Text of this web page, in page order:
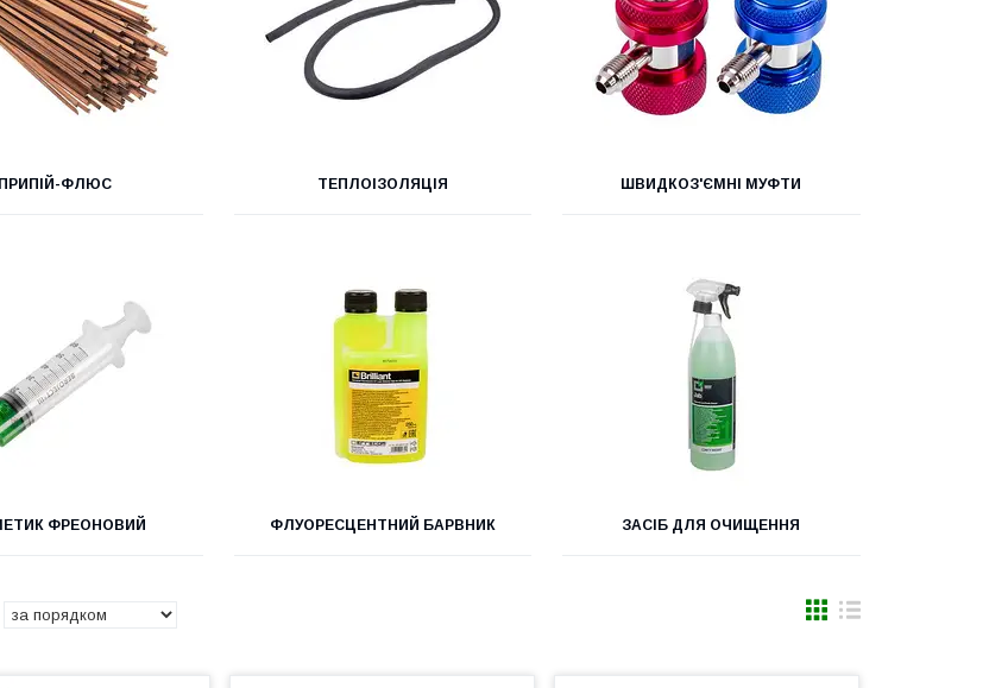
ПРИПІЙ-ФЛЮС ТЕПЛОІЗОЛЯЦІЯ ШВИДКОЗ'ЄМНІ МУФТИ
ФРЕОНОВИЙ ФЛУОРЕСЦЕНТНИЙ БАРВНИК ЗАСІБ ДЛЯ ОЧИЩЕННЯ